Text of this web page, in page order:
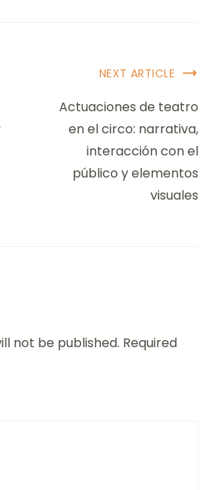
NEXT ARTICLE
Actuaciones de teatro
en el circo: narrativa,
interacción con el
público y elementos
visuales
not be published. Required